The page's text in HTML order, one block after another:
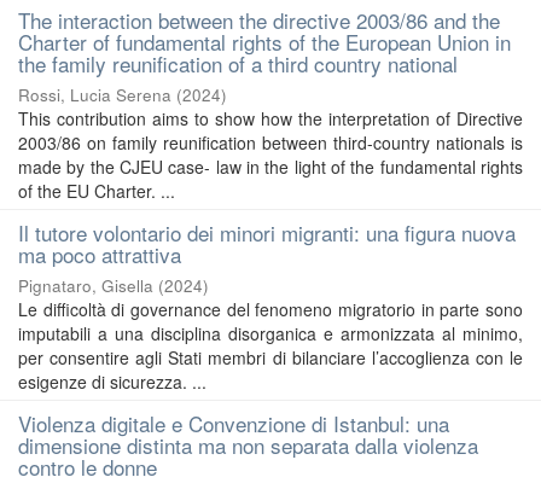
The interaction between the directive 2003/86 and the
Charter of fundamental rights of the European Union in
the family reunification of a third country national
Rossi, Lucia Serena (2024)
This contribution aims to show how the interpretation of Directive
2003/86 on family reunification between third-country nationals is
made by the CJEU case- law in the light of the fundamental rights
of the EU Charter. ...
Il tutore volontario dei minori migranti: una figura nuova
ma poco attrattiva
Pignataro, Gisella (2024)
Le difficoltà di governance del fenomeno migratorio in parte sono
imputabili a una disciplina disorganica e armonizzata al minimo,
per consentire agli Stati membri di bilanciare l’accoglienza con le
esigenze di sicurezza. ...
Violenza digitale e Convenzione di Istanbul: una
dimensione distinta ma non separata dalla violenza
contro le donne